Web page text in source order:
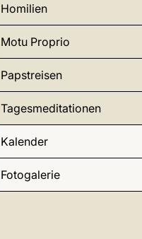
Homilien
Motu Proprio
Papstreisen
Tagesmeditationen
Kalender
Fotogalerie